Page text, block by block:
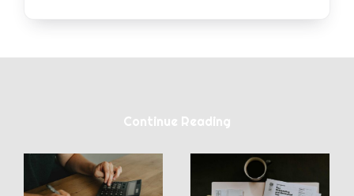
Continue Reading